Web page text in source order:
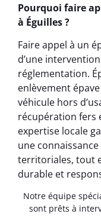
Pourquoi faire
à Éguilles ?
Faire appel à un
d’une
réglementation.
enlèvement
véhicule hors
récupération fers
expertise locale
une
territoriales, tout
durable et
Notre équipe
sont prêts à